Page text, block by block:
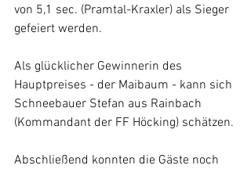
von 5,1 sec. (Pramtal-Kraxler) als Sieger
gefeiert werden.
Als glücklicher Gewinnerin des
Hauptpreises - der Maibaum - kann sich
Schneebauer Stefan aus Rainbach
(Kommandant der FF Höcking) schätzen.
Abschließend konnten die Gäste noch